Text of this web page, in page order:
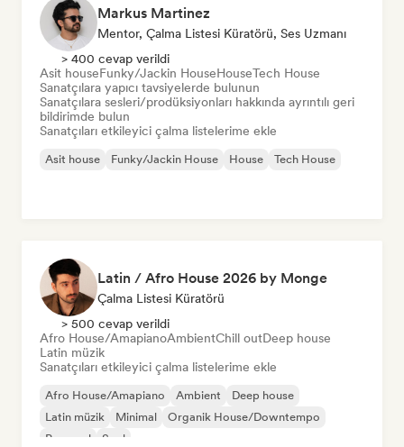
Markus Martinez
Mentor, Çalma Listesi Küratörü, Ses Uzmanı
> 400 cevap verildi
Asit houseFunky/Jackin HouseHouseTech House
Sanatçılara yapıcı tavsiyelerde bulunun
Sanatçılara sesleri/prodüksiyonları hakkında ayrıntılı geri
bildirimde bulun
Sanatçıları etkileyici çalma listelerime ekle
Asit house Funky/Jackin House House Tech House
Latin / Afro House 2026 by Monge
Çalma Listesi Küratörü
> 500 cevap verildi
Afro House/AmapianoAmbientChill outDeep house
Latin müzik
Sanatçıları etkileyici çalma listelerime ekle
Afro House/Amapiano Ambient
Deep house
Latin müzik
Minimal
Organik House/Downtempo
Pop soul
Soul